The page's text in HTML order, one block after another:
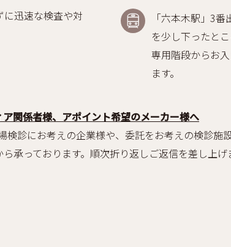
迅速な検査や対
「六本木駅」3
を少し下ったと
専用階段からお
ます。
関係者様、アポイント希望のメーカー様へ
にお考えの企業様や、委託をお考えの検診施
承っております。順次折り返しご返信を差し上